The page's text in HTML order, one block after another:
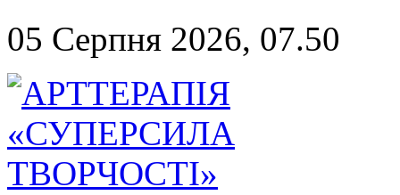
05 Серпня 2026, 07.50